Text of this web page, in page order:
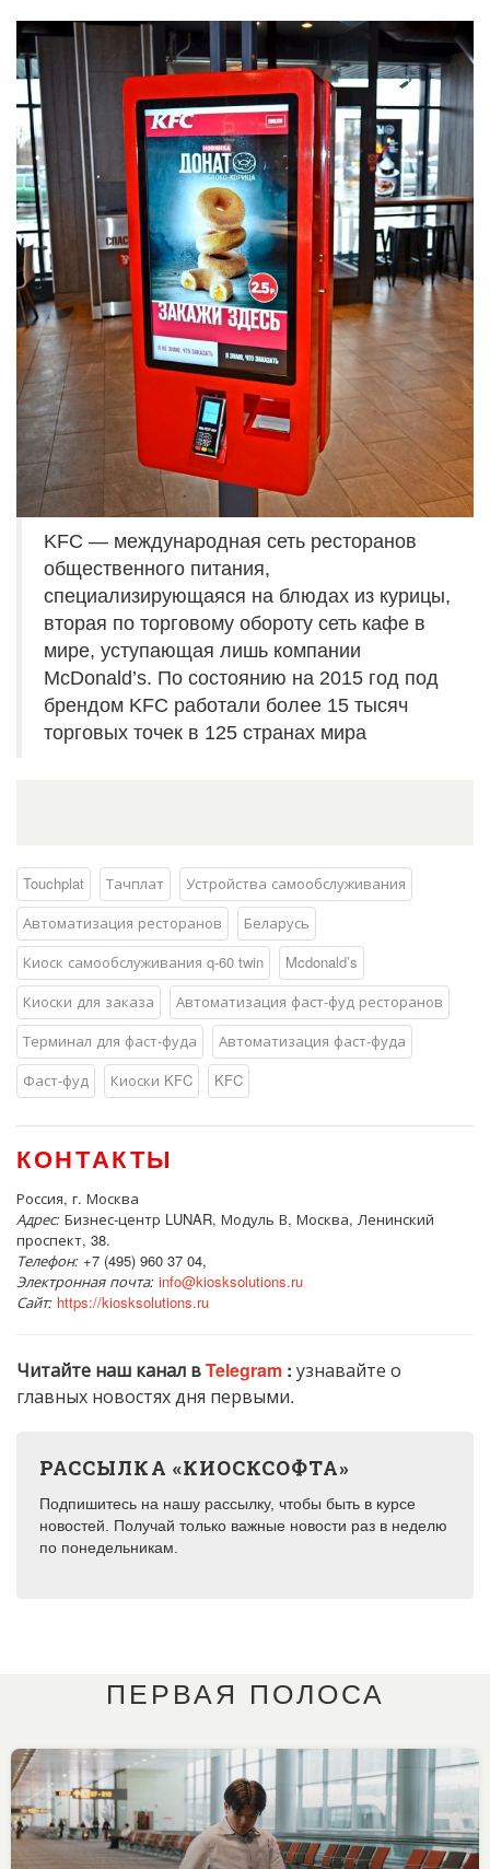
KFC — международная сеть ресторанов
общественного питания,
специализирующаяся на блюдах из курицы,
вторая по торговому обороту сеть кафе в
мире, уступающая лишь компании
McDonald’s. По состоянию на 2015 год под
брендом KFC работали более 15 тысяч
торговых точек в 125 странах мира
Touchplat Тачплат
Устройства самообслуживания
Автоматизация ресторанов
Беларусь
Киоск самообслуживания q-60 twin
Mcdonald’s
Киоски для заказа
Автоматизация фаст-фуд ресторанов
Терминал для фаст-фуда
Автоматизация фаст-фуда
Фаст-фуд
Киоски KFC KFC
КОНТАКТЫ
Россия, г. Москва
Адрес: Бизнес-центр LUNAR, Модуль В, Москва, Ленинский
проспект, 38.
Телефон: +7 (495) 960 37 04,
Электронная почта: info@kiosksolutions.ru
Сайт: https://kiosksolutions.ru
Читайте наш канал вTelegram : узнавайте о
главных новостях дня первыми.
РАССЫЛКА «КИОСКСОФТА»
Подпишитесь на нашу рассылку, чтобы быть в курсе
новостей. Получай только важные новости раз в неделю
по понедельникам.
ПЕРВАЯ ПОЛОСА